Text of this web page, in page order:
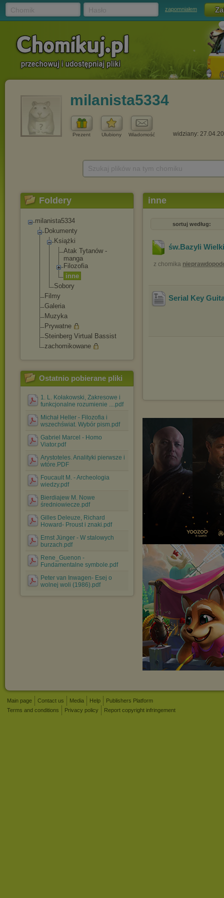
zapomniałem
milanista5334
Prezent Ulubiony Wiadomość widziany:
Foldery
milanista5334
Dokumenty
Książki
Atak Tytanów -
manga
Filozofia
inne
Sobory
Filmy
Galeria
Muzyka
Prywatne
Steinberg Virtual Bassist
zachomikowane
Ostatnio pobierane pliki
1. L. Kołakowski, Zakresowe i
funkcjonalne rozumienie ....pdf
Michał Heller - Filozofia i
wszechświat. Wybór pism.pdf
Gabriel Marcel - Homo
Viator.pdf
Arystoteles. Analityki pierwsze i
wtóre.PDF
Foucault M. - Archeologia
wiedzy.pdf
Bierdiajew M. Nowe
średniowiecze.pdf
Gilles Deleuze, Richard
Howard- Proust i znaki.pdf
Ernst Jünger - W stalowych
burzach.pdf
Rene_Guenon -
Fundamentalne symbole.pdf
Peter van Inwagen- Esej o
wolnej woli (1986).pdf
inne
sortuj według:
św.Bazyli
z chomika
Serial Key
Main page Contact us Media Help
Publishers Platform
Terms and conditions
Privacy policy Report copyright infringement